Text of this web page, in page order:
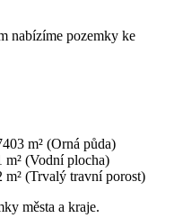
nabízíme pozemky ke
m² (Orná půda)
m² (Vodní plocha)
m² (Trvalý travní porost)
města a kraje.